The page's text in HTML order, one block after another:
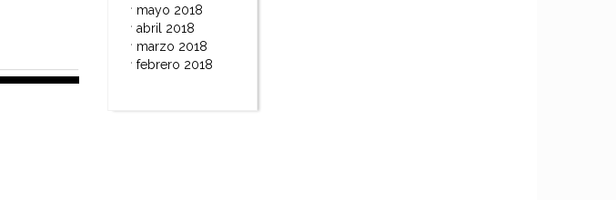
mayo 2018
abril 2018
marzo 2018
febrero 2018